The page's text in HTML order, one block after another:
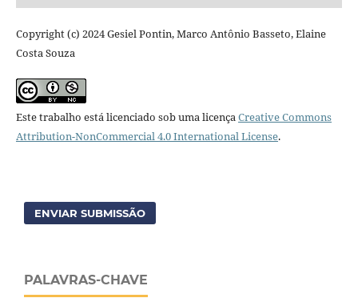
Copyright (c) 2024 Gesiel Pontin, Marco Antônio Basseto, Elaine
Costa Souza
Este trabalho está licenciado sob uma licençaCreative Commons
Attribution-NonCommercial 4.0 International License.
ENVIAR SUBMISSÃO
PALAVRAS-CHAVE